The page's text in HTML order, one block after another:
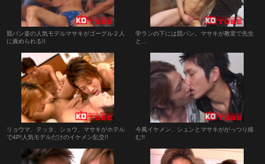
競パン姿の人気モデルマサキがゴーグル２人
に責められる!!
学ランの下には競パン。マサキが教室で先生
と…
リョウマ、テッタ、ショウ、マサキがホテル
で4P!人気モデルだけのイケメン乱交!!
今風イケメン、シュンとマサキががっつり絡
む!!